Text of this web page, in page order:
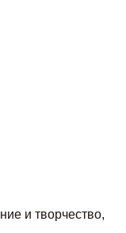
и творчество,